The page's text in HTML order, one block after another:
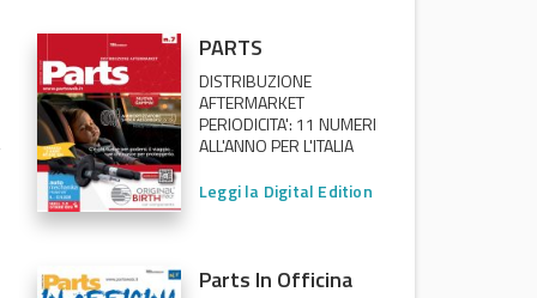
PARTS
DISTRIBUZIONE
AFTERMARKET
PERIODICITA': 11 NUMERI
ALL'ANNO PER L'ITALIA
Leggi la Digital Edition
Parts In Officina